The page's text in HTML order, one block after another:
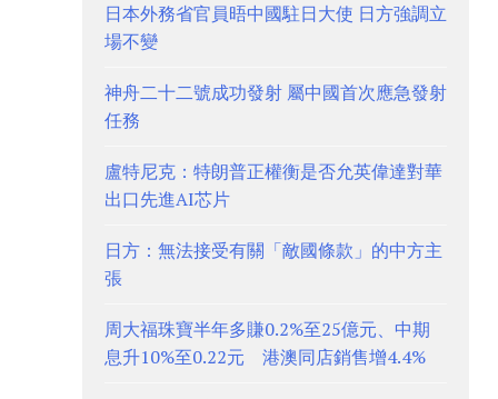
日本外務省官員晤中國駐日大使 日方強調立
場不變
神舟二十二號成功發射 屬中國首次應急發射
任務
盧特尼克：特朗普正權衡是否允英偉達對華
出口先進AI芯片
日方：無法接受有關「敵國條款」的中方主
張
周大福珠寶半年多賺0.2%至25億元、中期
息升10%至0.22元 港澳同店銷售增4.4%